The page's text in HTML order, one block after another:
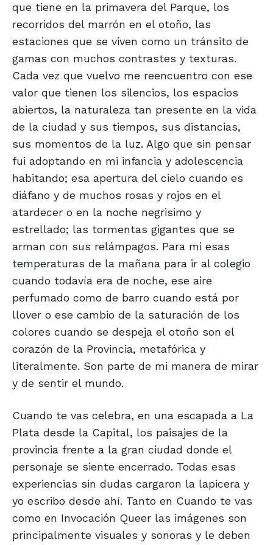
que tiene en la primavera del Parque, los
recorridos del marrón en el otoño, las
estaciones que se viven como un tránsito de
gamas con muchos contrastes y texturas.
Cada vez que vuelvo me reencuentro con ese
valor que tienen los silencios, los espacios
abiertos, la naturaleza tan presente en la vida
de la ciudad y sus tiempos, sus distancias,
sus momentos de la luz. Algo que sin pensar
fui adoptando en mi infancia y adolescencia
habitando; esa apertura del cielo cuando es
diáfano y de muchos rosas y rojos en el
atardecer o en la noche negrisimo y
estrellado; las tormentas gigantes que se
arman con sus relámpagos. Para mi esas
temperaturas de la mañana para ir al colegio
cuando todavía era de noche, ese aire
perfumado como de barro cuando está por
llover o ese cambio de la saturación de los
colores cuando se despeja el otoño son el
corazón de la Provincia, metafórica y
literalmente. Son parte de mi manera de mirar
y de sentir el mundo.
Cuando te vas celebra, en una escapada a La
Plata desde la Capital, los paisajes de la
provincia frente a la gran ciudad donde el
personaje se siente encerrado. Todas esas
experiencias sin dudas cargaron la lapicera y
yo escribo desde ahí. Tanto en Cuando te vas
como en Invocación Queer las imágenes son
principalmente visuales y sonoras y le deben